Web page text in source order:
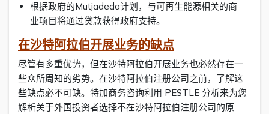
根据政府的Mutjadeda计划，与可再生能源相关的商
业项目将通过贷款获得政府支持。
在沙特阿拉伯开展业务的缺点
尽管有多重优势，但在沙特阿拉伯开展业务也必然存在一
些众所周知的劣势。在沙特阿拉伯注册公司之前，了解这
些缺点必不可缺。特加商务咨询利用 PESTLE 分析来为您
解析关于外国投资者选择不在沙特阿拉伯注册公司的原